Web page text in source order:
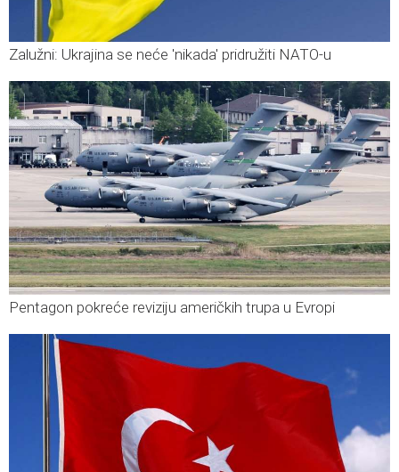
Zalužni: Ukrajina se neće 'nikada' pridružiti NATO-u
Pentagon pokreće reviziju američkih trupa u Evropi